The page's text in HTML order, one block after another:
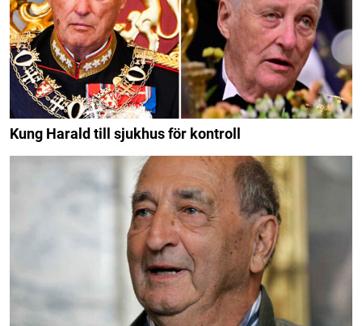
Kung Harald till sjukhus för kontroll